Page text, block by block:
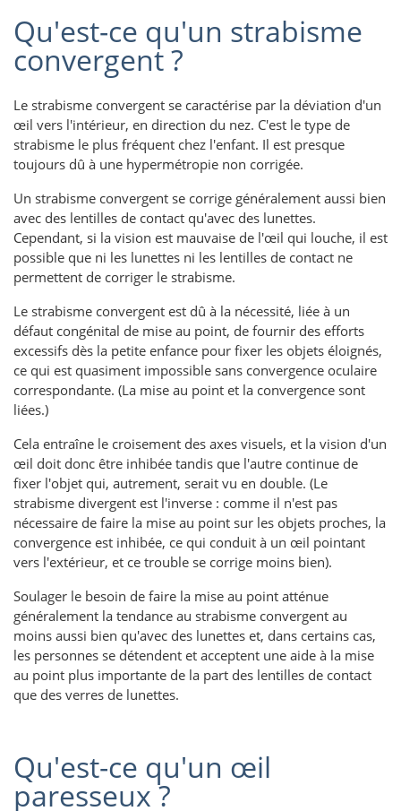
Qu'est-ce qu'un strabisme
convergent ?
Le strabisme convergent se caractérise par la déviation d'un
œil vers l'intérieur, en direction du nez. C'est le type de
strabisme le plus fréquent chez l'enfant. Il est presque
toujours dû à une hypermétropie non corrigée.
Un strabisme convergent se corrige généralement aussi bien
avec des lentilles de contact qu'avec des lunettes.
Cependant, si la vision est mauvaise de l'œil qui louche, il est
possible que ni les lunettes ni les lentilles de contact ne
permettent de corriger le strabisme.
Le strabisme convergent est dû à la nécessité, liée à un
défaut congénital de mise au point, de fournir des efforts
excessifs dès la petite enfance pour fixer les objets éloignés,
ce qui est quasiment impossible sans convergence oculaire
correspondante. (La mise au point et la convergence sont
liées.)
Cela entraîne le croisement des axes visuels, et la vision d'un
œil doit donc être inhibée tandis que l'autre continue de
fixer l'objet qui, autrement, serait vu en double. (Le
strabisme divergent est l'inverse : comme il n'est pas
nécessaire de faire la mise au point sur les objets proches, la
convergence est inhibée, ce qui conduit à un œil pointant
vers l'extérieur, et ce trouble se corrige moins bien).
Soulager le besoin de faire la mise au point atténue
généralement la tendance au strabisme convergent au
moins aussi bien qu'avec des lunettes et, dans certains cas,
les personnes se détendent et acceptent une aide à la mise
au point plus importante de la part des lentilles de contact
que des verres de lunettes.
Qu'est-ce qu'un œil
paresseux ?